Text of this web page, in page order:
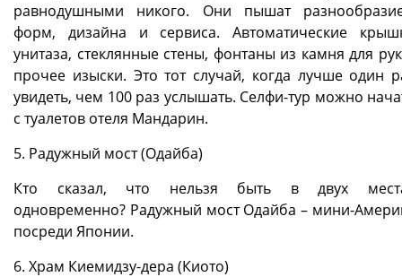
равнодушными никого. Они пышат
форм, дизайна и сервиса. Автоматические
унитаза, стеклянные стены, фонтаны из камня для
прочее изыски. Это тот случай, когда лучше один
увидеть, чем 100 раз услышать. Селфи-тур можно
с туалетов отеля Мандарин.
5. Радужный мост (Одайба)
Кто сказал, что нельзя быть в двух
одновременно? Радужный мост Одайба – мини-
посреди Японии.
6. Храм Киемидзу-дера (Киото)